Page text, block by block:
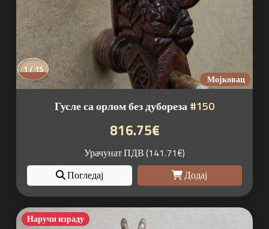
Мојковац
1 / 15
Гусле са орлом без дубореза#150
816.75€
Урачунат ПДВ (141.71€)
Погледај
Додај
Наручи израду